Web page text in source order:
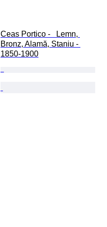
Ceas Portico -   Lemn,
Bronz, Alamă, Staniu -
1850-1900